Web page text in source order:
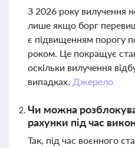
З 2026 року вилучення
лише якщо борг
є підвищенням порогу
роком. Це покращує
оскільки вилучення
випадках. Джерело
Чи можна
рахунки під час
Так, під час воєнного